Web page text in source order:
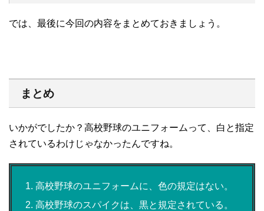
では、最後に今回の内容をまとめておきましょう。
まとめ
いかがでしたか？高校野球のユニフォームって、白と指定
されているわけじゃなかったんですね。
高校野球のユニフォームに、色の規定はない。
高校野球のスパイクは、黒と規定されている。